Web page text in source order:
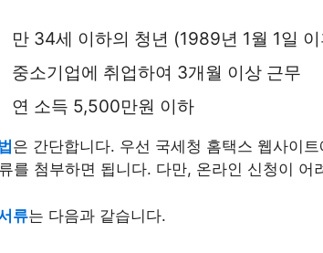
만 34세 이하의 청년 (1989년 1월 1일
중소기업에 취업하여 3개월 이상 근무
연 소득 5,500만원 이하
은 간단합니다. 우선 국세청 홈택스 웹사이트
를 첨부하면 됩니다. 다만, 온라인 신청이
류는 다음과 같습니다.